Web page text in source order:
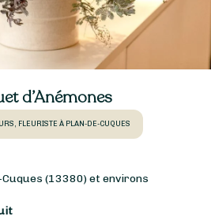
d’Anémones
FLEURISTE À PLAN-DE-CUQUES
(13380) et environs